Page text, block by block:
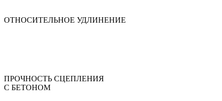
ОТНОСИТЕЛЬНОЕ УДЛИНЕНИЕ
ПРОЧНОСТЬ СЦЕПЛЕНИЯ
С БЕТОНОМ